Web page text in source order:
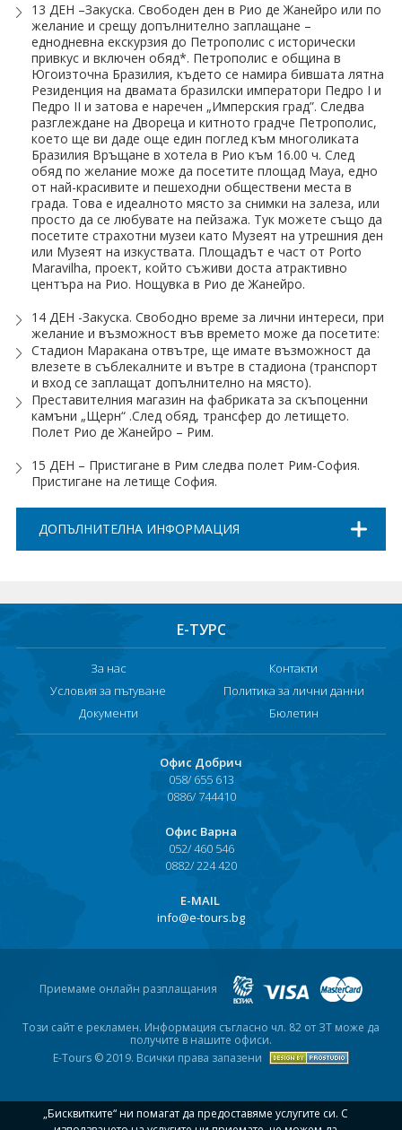
13 ДЕН –Закуска. Свободен ден в Рио де Жанейро или по
желание и срещу допълнително заплащане –
еднодневна екскурзия до Петрополис с исторически
привкус и включен обяд*. Петрополис е община в
Югоизточна Бразилия, където се намира бившата лятна
Резиденция на двамата бразилски императори Педро І и
Педро ІІ и затова е наречен „Имперския град”. Следва
разглеждане на Двореца и китното градче Петрополис,
което ще ви даде още един поглед към многоликата
Бразилия Връщане в хотела в Рио към 16.00 ч. След
обяд по желание може да посетите площад Мауа, едно
от най-красивите и пешеходни обществени места в
града. Това е идеалното място за снимки на залеза, или
просто да се любувате на пейзажа. Тук можете също да
посетите страхотни музеи като Музеят на утрешния ден
или Музеят на изкуствата. Площадът е част от Porto
Maravilha, проект, който съживи доста атрактивно
центъра на Рио. Нощувка в Рио де Жанейро.
14 ДЕН -Закуска. Свободно време за лични интереси, при
желание и възможност във времето може да посетите:
Стадион Маракана отвътре, ще имате възможност да
влезете в съблекалните и вътре в стадиона (транспорт
и вход се заплащат допълнително на място).
Преставителния магазин на фабриката за скъпоценни
камъни „Щерн“ .След обяд, трансфер до летището.
Полет Рио де Жанейро – Рим.
15 ДЕН – Пристигане в Рим следва полет Рим-София.
Пристигане на летище София.
ДОПЪЛНИТЕЛНА ИНФОРМАЦИЯ
Е-ТУРС
За нас
Контакти
Условия за пътуване
Политика за лични данни
Документи
Бюлетин
Офис Добрич
058/ 655 613
0886/ 744410
Офис Варна
052/ 460 546
0882/ 224 420
Е-MAIL
info@e-tours.bg
Приемаме онлайн разплащания
Този сайт е рекламен. Информация съгласно чл. 82 от ЗТ може да
получите в нашите офиси.
E-Tours © 2019. Всички права запазени
„Бисквитките“ ни помагат да предоставяме услугите си. С